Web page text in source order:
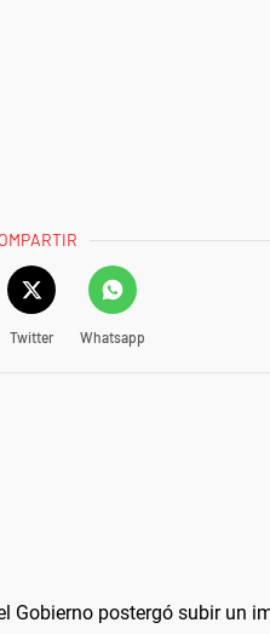
Twitter Whatsapp
Gobierno postergó subir un